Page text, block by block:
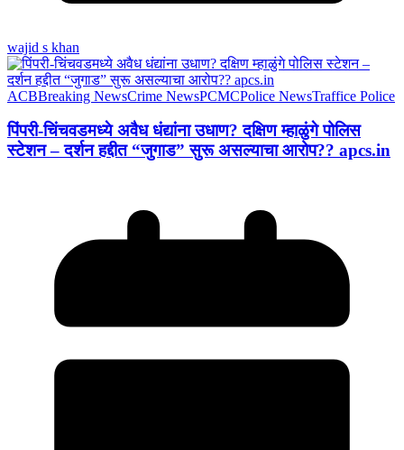
wajid s khan
ACBBreaking NewsCrime NewsPCMCPolice NewsTraffice Police
पिंपरी-चिंचवडमध्ये अवैध धंद्यांना उधाण? दक्षिण म्हाळुंगे पोलिस
स्टेशन – दर्शन हद्दीत “जुगाड” सुरू असल्याचा आरोप?? apcs.in